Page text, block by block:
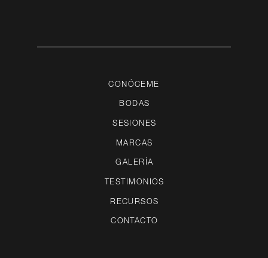
CONÓCEME
BODAS
SESIONES
MARCAS
GALERÍA
TESTIMONIOS
RECURSOS
CONTACTO